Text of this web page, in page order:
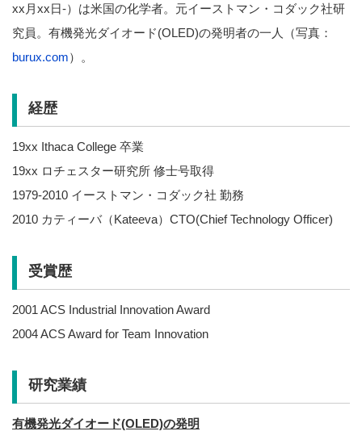
xx月xx日-）は米国の化学者。元イーストマン・コダック社研
究員。有機発光ダイオード(OLED)の発明者の一人（写真：
burux.com）。
経歴
19xx Ithaca College 卒業
19xx ロチェスター研究所 修士号取得
1979-2010 イーストマン・コダック社 勤務
2010 カティーバ（Kateeva）CTO(Chief Technology Officer)
受賞歴
2001 ACS Industrial Innovation Award
2004 ACS Award for Team Innovation
研究業績
有機発光ダイオード(OLED)の発明